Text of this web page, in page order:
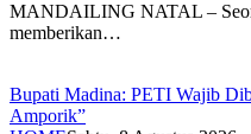
MANDAILING NATAL –
memberikan…
Bupati Madina: PETI Wajib
Amporik”